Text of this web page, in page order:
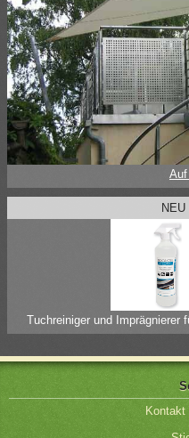
Auf
Tuchreiniger und Imprägnierer